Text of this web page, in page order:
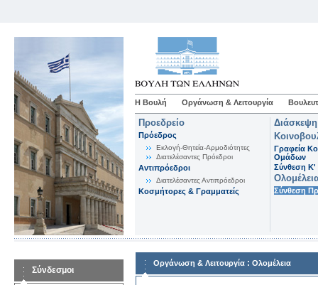
Η Βουλή Οργάνωση & Λειτουργία
Προεδρείο
Πρόεδρος
Εκλογή-Θητεία-Αρμοδιότητες
Διατελέσαντες Πρόεδροι
Αντιπρόεδροι
Διατελέσαντες Αντιπρόεδροι
Κοσμήτορες & Γραμματείς
Γραφεία
Ομάδων
Σύνθεση K'
Σύνθεση
Σύνδεσμοι
Οργάνωση & Λειτουργία : Ολομέλεια